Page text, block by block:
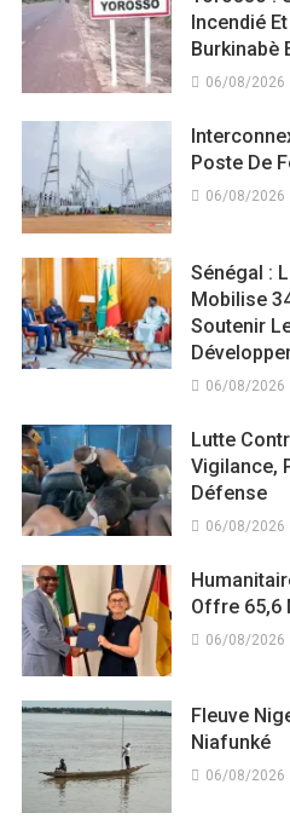
Incendié
Burkinabè
06/08/2026
Poste De
06/08/2026
Sénégal :
Mobilise
Soutenir
06/08/2026
Lutte
Vigilance,
Défense
06/08/2026
Offre 65,6
06/08/2026
Fleuve
Niafunké
06/08/2026